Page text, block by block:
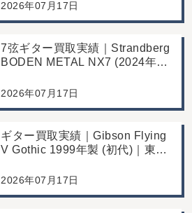
2026年07月17日
7弦ギター買取実績｜Strandberg
BODEN METAL NX7 (2024年製)
店
2026年07月17日
ギター買取実績｜Gibson Flying
V Gothic 1999年製 (初代)｜東京
2026年07月17日